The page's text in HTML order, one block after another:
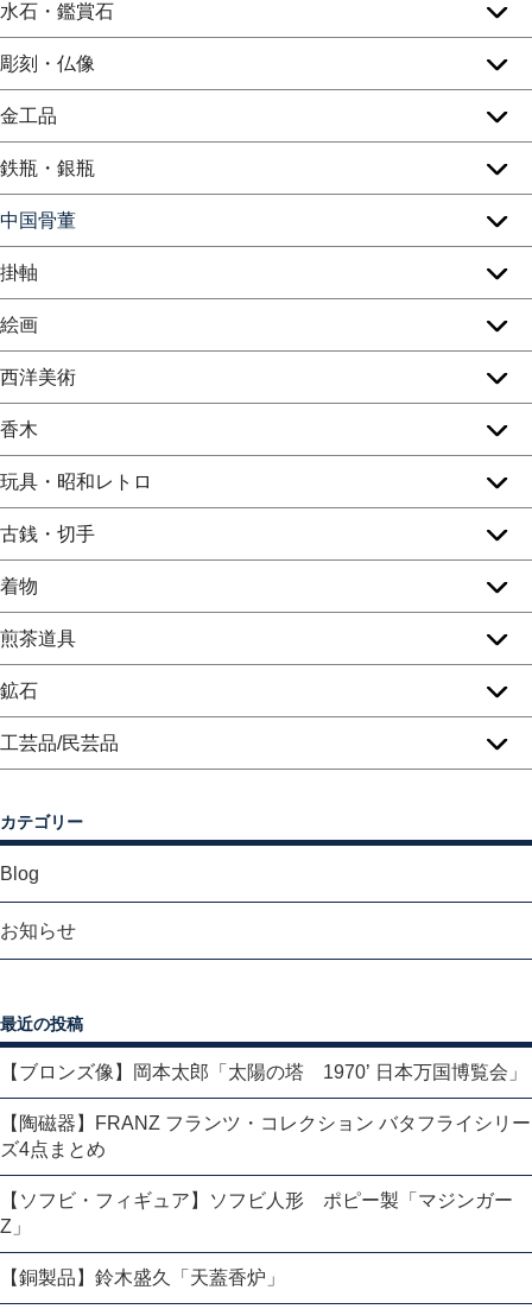
水石・鑑賞石
彫刻・仏像
金工品
鉄瓶・銀瓶
中国骨董
掛軸
絵画
西洋美術
香木
玩具・昭和レトロ
古銭・切手
着物
煎茶道具
鉱石
工芸品/民芸品
カテゴリー
Blog
お知らせ
最近の投稿
【ブロンズ像】岡本太郎「太陽の塔 1970’ 日本万国博覧会」
【陶磁器】FRANZ フランツ・コレクション バタフライシリー
ズ4点まとめ
【ソフビ・フィギュア】ソフビ人形 ポピー製「マジンガー
Z」
【銅製品】鈴木盛久「天蓋香炉」